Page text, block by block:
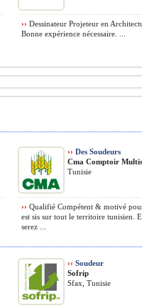
›› Dessinateur Projeteur en
Bonne expérience nécessaire. ...
›› Des Soudeurs
Cma Comptoir
Tunisie
›› Qualifié Compétent & motivé
est sis sur tout le territoire tunisien.
serez ...
›› Soudeur
Sofrip
Sfax, Tunisie